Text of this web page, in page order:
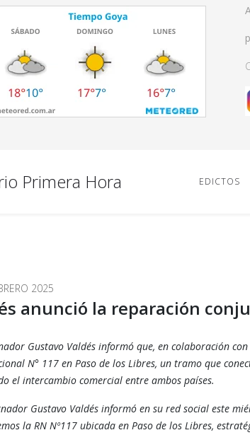
EDICTOS
2025
anunció la reparación
Gustavo Valdés informó que, en colaboración
N° 117 en Paso de los Libres, un tramo que
el intercambio comercial entre ambos países.
Gustavo Valdés informó en su red social este
la RN Nº117 ubicada en Paso de los Libres,